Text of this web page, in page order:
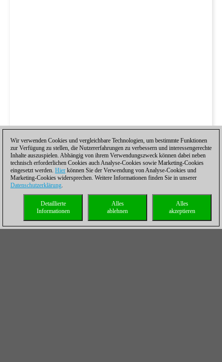
Wir verwenden Cookies und vergleichbare Technologien, um bestimmte Funktionen
zur Verfügung zu stellen, die Nutzererfahrungen zu verbessern und interessengerechte
Inhalte auszuspielen. Abhängig von ihrem Verwendungszweck können dabei neben
technisch erforderlichen Cookies auch Analyse-Cookies sowie Marketing-Cookies
eingesetzt werden. Hier können Sie der Verwendung von Analyse-Cookies und
Marketing-Cookies widersprechen. Weitere Informationen finden Sie in unserer
Datenschutzerklärung.
Alles
akzeptieren
Alles
ablehnen
Detaillierte
Informationen